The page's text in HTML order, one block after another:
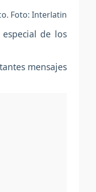
Foto: Interlatin
de los
mensajes